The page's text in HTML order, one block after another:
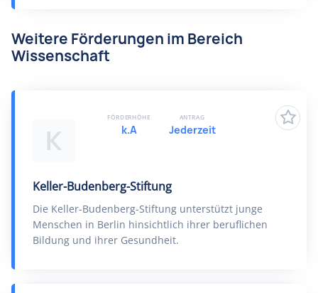
Weitere Förderungen im Bereich
Wissenschaft
K
Keller-Budenberg-Stiftung
Die Keller-Budenberg-Stiftung unterstützt junge
Menschen in Berlin hinsichtlich ihrer beruflichen
Bildung und ihrer Gesundheit.
FÖRDERHÖHE
k.A
ANTRAG
Jederzeit